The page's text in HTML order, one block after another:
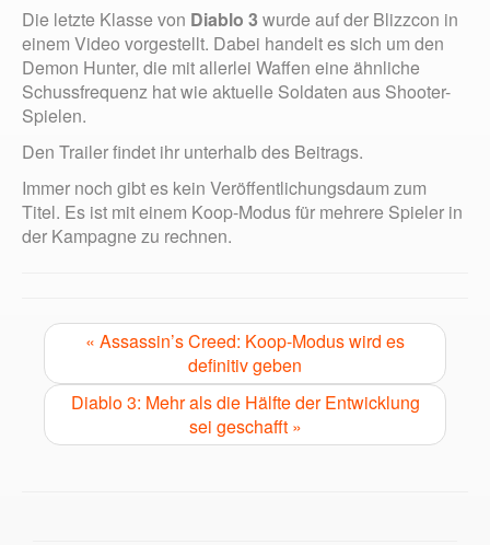
Die letzte Klasse von Diablo 3wurde auf der Blizzcon in
einem Video vorgestellt. Dabei handelt es sich um den
Demon Hunter, die mit allerlei Waffen eine ähnliche
Schussfrequenz hat wie aktuelle Soldaten aus Shooter-
Spielen.
Den Trailer findet ihr unterhalb des Beitrags.
Immer noch gibt es kein Veröffentlichungsdaum zum
Titel. Es ist mit einem Koop-Modus für mehrere Spieler in
der Kampagne zu rechnen.
« Assassin’s Creed: Koop-Modus wird es
definitiv geben
Diablo 3: Mehr als die Hälfte der Entwicklung
sei geschafft »